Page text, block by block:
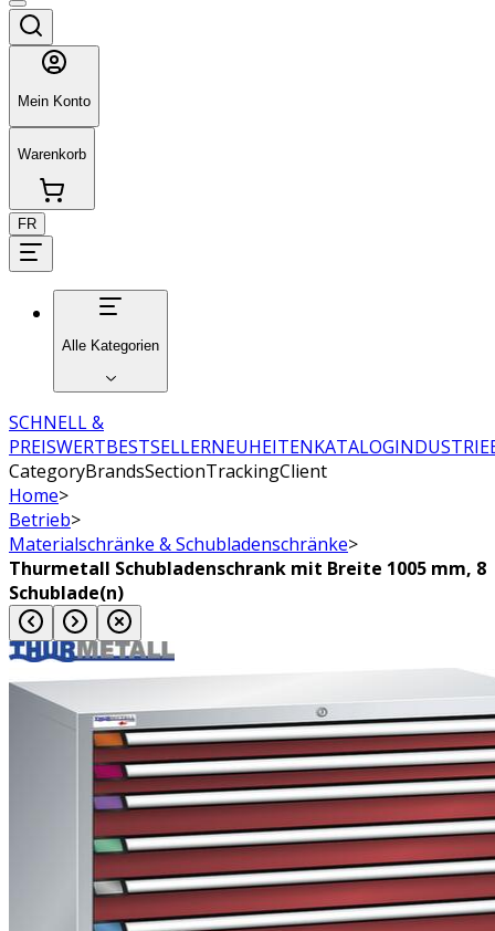
Mein Konto
Warenkorb
FR
Alle Kategorien
SCHNELL &
PREISWERTBESTSELLERNEUHEITENKATALOG
CategoryBrandsSectionTrackingClient
Home>
Betrieb>
Materialschränke & Schubladenschränke>
Thurmetall Schubladenschrank mit Breite 1005 mm, 8
Schublade(n)